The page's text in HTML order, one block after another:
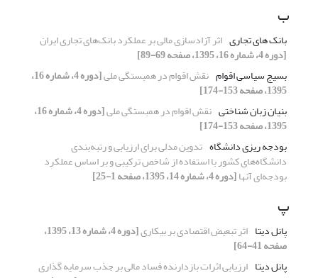
ب
بانک های تجاری اثر آزادسازی مالی بر عملکرد بانک‌های تجاری ایران
[دوره 4، شماره 16، 1395، صفحه 69-89]
بسیج سیاسی اقوام نقش اقوام در همبستگی ملی [دوره 4، شماره 16،
1395، صفحه 153-174]
بنیان زبان شناختی نقش اقوام در همبستگی ملی [دوره 4، شماره 16،
1395، صفحه 153-174]
بودجه ریزی دانشگاه تدوین مدلی برای ارزیابی و رتبه‌بندی
دانشگاه‌های کشور با استفاده از شاخص ترکیبی و بر اساس عملکرد
بودجه‌ای آنها[دوره 4، شماره 14، 1395، صفحه 1-25]
پ
پانل دیتا اثر تبعیض اقتصادی بر بیکاری [دوره 4، شماره 13، 1395،
صفحه 41-64]
پانل دیتا ارزیابی اثرات بازدارنده فساد مالی بر جذب سرمایه گذاری